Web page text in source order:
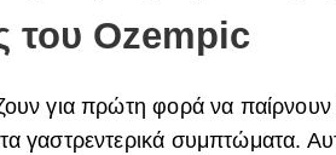
του Ozempic
για πρώτη φορά να
γαστρεντερικά συμπτώματα.